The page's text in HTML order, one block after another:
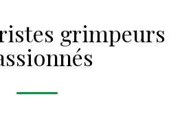
grimpeurs